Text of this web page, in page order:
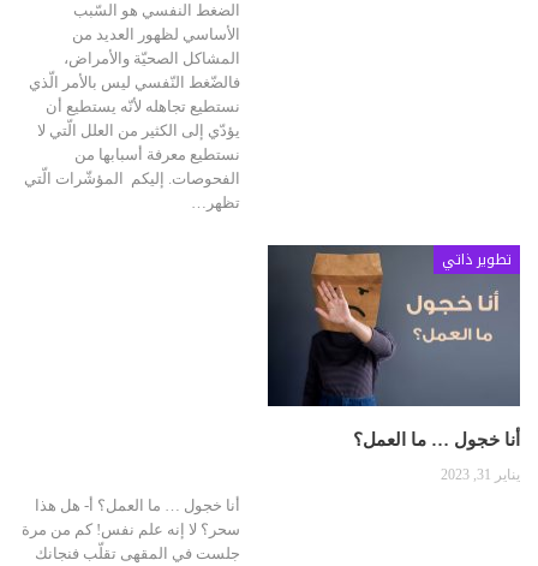
الضغط النفسي هو السّبب
الأساسي لظهور العديد من
المشاكل الصحيّة والأمراض،
فالضّغط النّفسي ليس بالأمر الّذي
نستطيع تجاهله لأنّه يستطيع أن
يؤدّي إلى الكثير من العلل الّتي لا
نستطيع معرفة أسبابها من
الفحوصات. إليكم المؤشّرات الّتي
تظهر…
تطوير ذاتي
أنا خجول … ما العمل؟
يناير 31, 2023
أنا خجول … ما العمل؟ أ- هل هذا
سحر؟ لا إنه علم نفس! كم من مرة
جلست في المقهى تقلّب فنجانك